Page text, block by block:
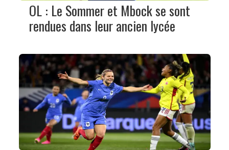
OL : Le Sommer et Mbock se sont
rendues dans leur ancien lycée